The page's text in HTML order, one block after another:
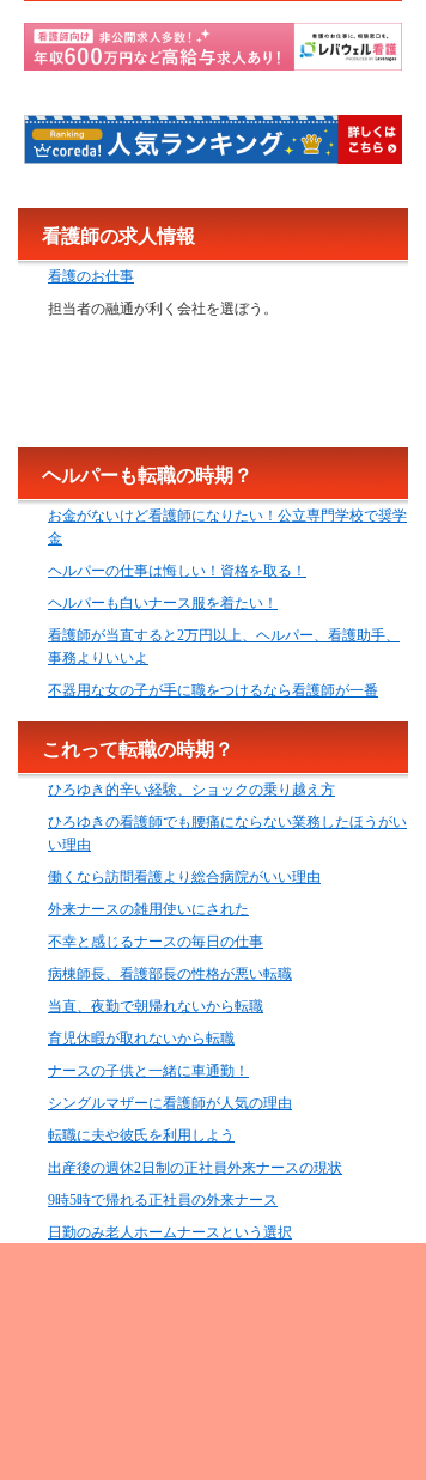
看護師の求人情報
看護のお仕事
担当者の融通が利く会社を選ぼう。
ヘルパーも転職の時期？
お金がないけど看護師になりたい！公立専門学校で奨学
金
ヘルパーの仕事は悔しい！資格を取る！
ヘルパーも白いナース服を着たい！
看護師が当直すると2万円以上、ヘルパー、看護助手、
事務よりいいよ
不器用な女の子が手に職をつけるなら看護師が一番
これって転職の時期？
ひろゆき的辛い経験、ショックの乗り越え方
ひろゆきの看護師でも腰痛にならない業務したほうがい
い理由
働くなら訪問看護より総合病院がいい理由
外来ナースの雑用使いにされた
不幸と感じるナースの毎日の仕事
病棟師長、看護部長の性格が悪い転職
当直、夜勤で朝帰れないから転職
育児休暇が取れないから転職
ナースの子供と一緒に車通勤！
シングルマザーに看護師が人気の理由
転職に夫や彼氏を利用しよう
出産後の週休2日制の正社員外来ナースの現状
9時5時で帰れる正社員の外来ナース
日勤のみ老人ホームナースという選択